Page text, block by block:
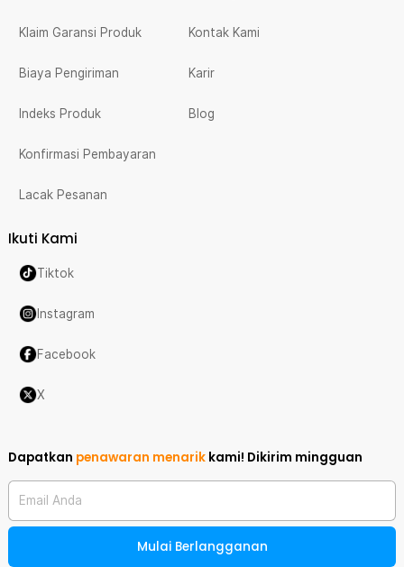
Klaim Garansi Produk
Biaya Pengiriman
Indeks Produk
Konfirmasi Pembayaran
Lacak Pesanan
Kontak Kami
Karir
Blog
Ikuti Kami
Tiktok
Instagram
Facebook
X
Dapatkan penawaran menarik kami! Dikirim mingguan
Email Anda
Mulai Berlangganan